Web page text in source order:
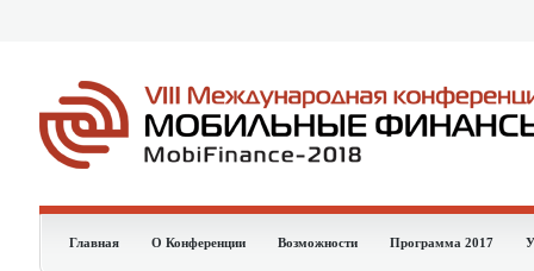
Главная О Конференции Возможности Программа 2017